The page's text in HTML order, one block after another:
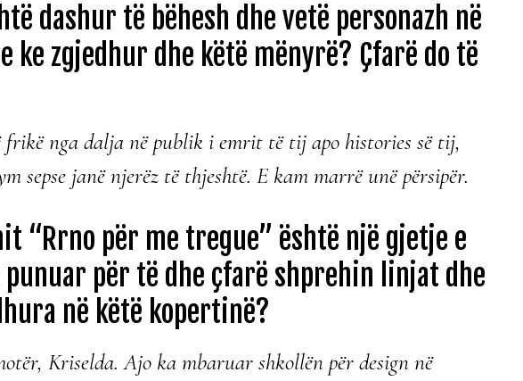
dashur të bëhesh dhe vetë personazh në
ke zgjedhur dhe këtë mënyrë? Çfarë do të
frikë nga dalja në publik i emrit të tij apo histories së tij,
sepse janë njerëz të thjeshtë. E kam marrë unë përsipër.
“Rrno për me tregue” është një gjetje e
për të dhe çfarë shprehin linjat dhe
në këtë kopertinë?
Kriselda. Ajo ka mbaruar shkollën për design në